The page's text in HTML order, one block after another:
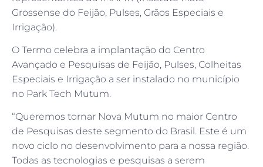
Grossense do Feijão, Pulses, Grãos Especiais e
Irrigação).
O Termo celebra a implantação do Centro
Avançado e Pesquisas de Feijão, Pulses, Colheitas
Especiais e Irrigação a ser instalado no município
no Park Tech Mutum.
“Queremos tornar Nova Mutum no maior Centro
de Pesquisas deste segmento do Brasil. Este é um
novo ciclo no desenvolvimento para a nossa região.
Todas as tecnologias e pesquisas a serem